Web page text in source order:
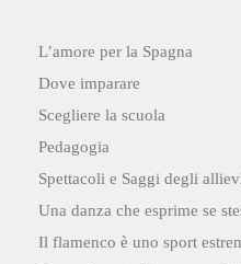
L’amore per la Spagna
Dove imparare
Scegliere la scuola
Pedagogia
Spettacoli e Saggi degli
Una danza che esprime se
Il flamenco è uno sport